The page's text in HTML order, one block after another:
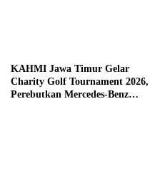
KAHMI Jawa Timur Gelar
Charity Golf Tournament 2026,
Perebutkan Mercedes-Benz